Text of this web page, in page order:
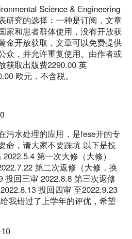
Science & Engineering
研究的选择：一种是订阅，文章
家和患者群体使用，没有开放获
金开放获取，文章可以免费提供
众，并允许重复使用。由作者或
获取出版费2290.00 英
欧元，不含税。
水处理的应用，是fese开的专
命，请大家不要踩坑 以下是投
第一次大修（大修）
第二次返修（大修，换
投回三审 2022.8.8 第三次返修
投回四审 至2022.9.23
我错过了上学年的评优，希望